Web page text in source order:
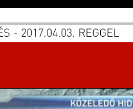
- 2017.04.03. REGGEL